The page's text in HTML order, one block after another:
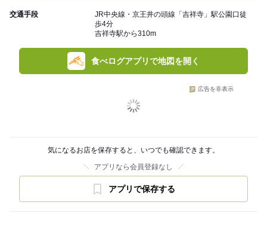
交通手段
JR中央線・京王井の頭線「吉祥寺」駅公園口徒
歩4分
吉祥寺駅から310m
食べログアプリで地図を開く
広告を非表示
気になるお店を保存すると、いつでも確認できます。
アプリなら会員登録なし
アプリで保存する